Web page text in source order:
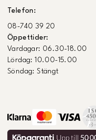
Telefon:
08-740 39 20
Öppettider:
Vardagar: 06.30-18.00
Lördag: 10.00-15.00
Söndag: Stängt